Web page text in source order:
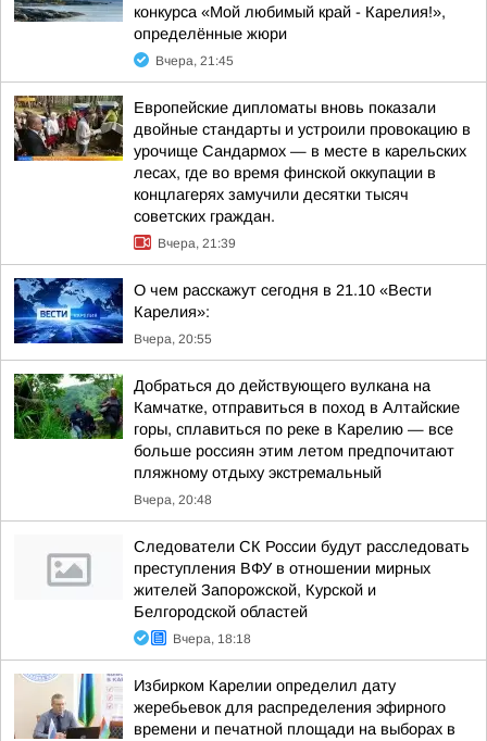
конкурса «Мой любимый край - Карелия!»,
определённые жюри
Вчера, 21:45
Европейские дипломаты вновь показали
двойные стандарты и устроили провокацию в
урочище Сандармох — в месте в карельских
лесах, где во время финской оккупации в
концлагерях замучили десятки тысяч
советских граждан.
Вчера, 21:39
О чем расскажут сегодня в 21.10 «Вести
Карелия»:
Вчера, 20:55
Добраться до действующего вулкана на
Камчатке, отправиться в поход в Алтайские
горы, сплавиться по реке в Карелию — все
больше россиян этим летом предпочитают
пляжному отдыху экстремальный
Вчера, 20:48
Следователи СК России будут расследовать
преступления ВФУ в отношении мирных
жителей Запорожской, Курской и
Белгородской областей
Вчера, 18:18
Избирком Карелии определил дату
жеребьевок для распределения эфирного
времени и печатной площади на выборах в